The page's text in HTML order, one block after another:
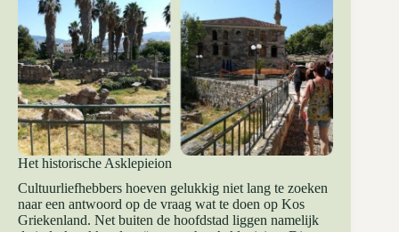
Het historische Asklepieion
Cultuurliefhebbers hoeven gelukkig niet lang te zoeken
naar een antwoord op de vraag wat te doen op Kos
Griekenland. Net buiten de hoofdstad liggen namelijk